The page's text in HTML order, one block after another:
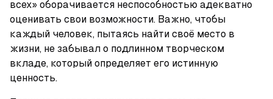
всех» оборачивается неспособностью адекватно
оценивать свои возможности. Важно, чтобы
каждый человек, пытаясь найти своё место в
жизни, не забывал о подлинном творческом
вкладе, который определяет его истинную
ценность.